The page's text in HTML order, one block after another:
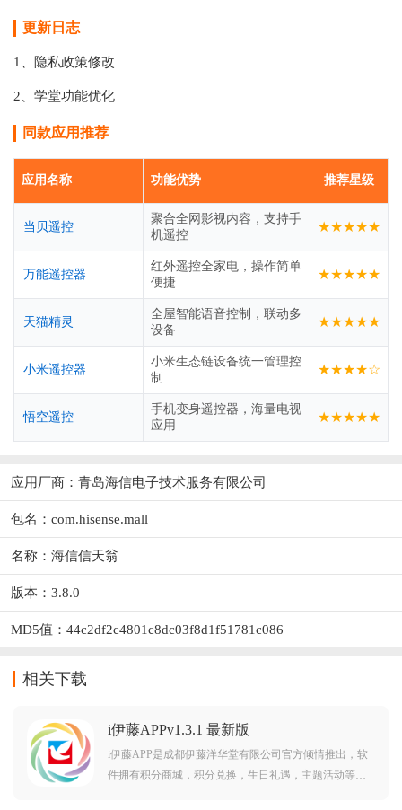
更新日志
1、隐私政策修改
2、学堂功能优化
同款应用推荐
应用名称 功能优势 推荐星级
当贝遥控
聚合全网影视内容，支持手
机遥控
★★★★★
万能遥控器
红外遥控全家电，操作简单
便捷
★★★★★
天猫精灵
全屋智能语音控制，联动多
设备
★★★★★
小米遥控器
小米生态链设备统一管理控
制
★★★★☆
悟空遥控
手机变身遥控器，海量电视
应用
★★★★★
应用厂商： 青岛海信电子技术服务有限公司
包名：com.hisense.mall
名称：海信信天翁
版本：3.8.0
MD5值：44c2df2c4801c8dc03f8d1f51781c086
相关下载
i伊藤APPv1.3.1 最新版
i伊藤APP是成都伊藤洋华堂有限公司官方倾情推出，软
件拥有积分商城，积分兑换，生日礼遇，主题活动等等